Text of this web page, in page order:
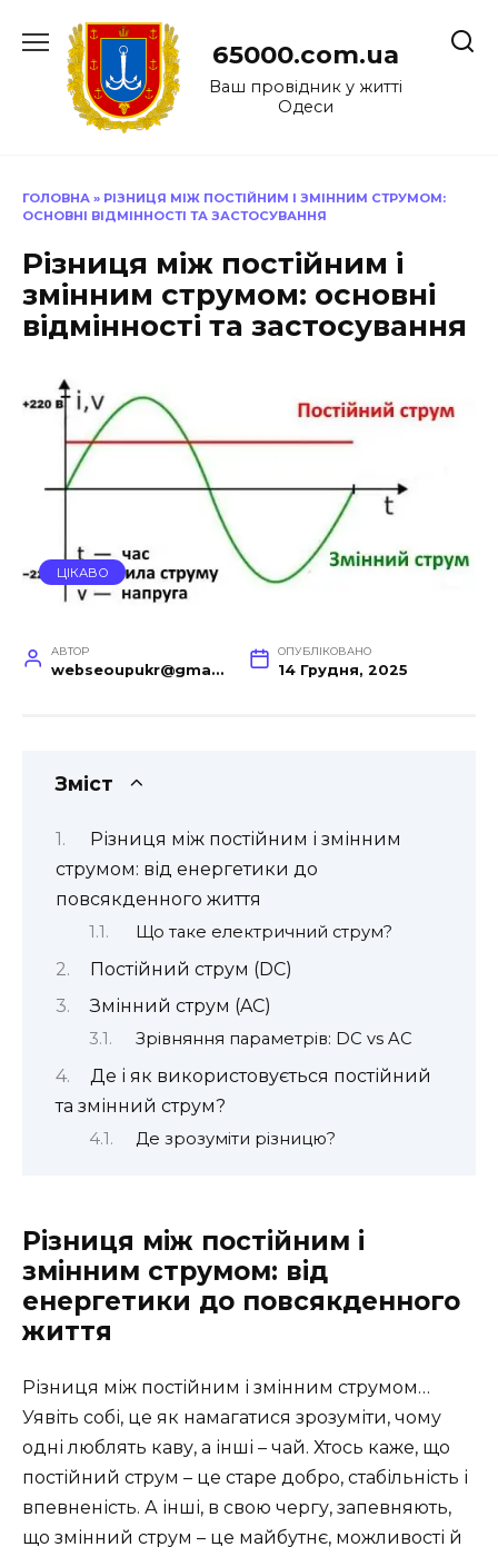
до
65000.com.ua
Ваш провідник у житті
Одеси
ГОЛОВНА » РІЗНИЦЯ МІЖ ПОСТІЙНИМ І ЗМІННИМ СТРУМОМ:
ОСНОВНІ ВІДМІННОСТІ ТА ЗАСТОСУВАННЯ
Різниця між постійним і
змінним струмом: основні
відмінності та застосування
ЦІКАВО
АВТОР
webseoupukr@gmail.com
ОПУБЛІКОВАНО
14 Грудня, 2025
Зміст
Різниця між постійним і змінним
струмом: від енергетики до
повсякденного життя
Що таке електричний струм?
Постійний струм (DC)
Змінний струм (AC)
Зрівняння параметрів: DC vs AC
Де і як використовується постійний
та змінний струм?
Де зрозуміти різницю?
Різниця між постійним і
змінним струмом: від
енергетики до повсякденного
життя
Різниця між постійним і змінним струмом…
Уявіть собі, це як намагатися зрозуміти, чому
одні люблять каву, а інші – чай. Хтось каже, що
постійний струм – це старе добро, стабільність і
впевненість. А інші, в свою чергу, запевняють,
що змінний струм – це майбутнє, можливості й